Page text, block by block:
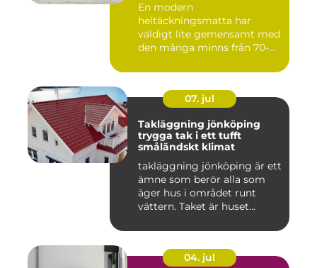
En modern
heltäckningsmatta har
väldigt lite gemensamt med
den många minns från 70-
07. jul
Takläggning jönköping
trygga tak i ett tufft
småländskt klimat
takläggning jönköping är ett
ämne som berör alla som
äger hus i området runt
vättern. Taket är huset...
04. jul